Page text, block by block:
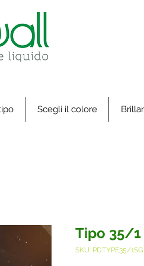
Scegli il colore
Tipo 35/
SKU: PDTYPE35/1SG